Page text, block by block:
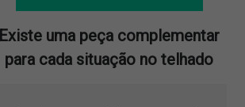
Existe uma peça complementar
para cada situação no telhado